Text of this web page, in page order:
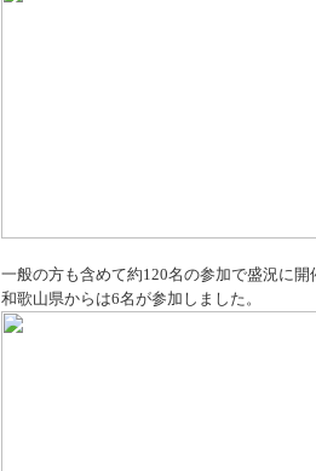
一般の方も含めて約120名の参加で盛況に開
和歌山県からは6名が参加しました。